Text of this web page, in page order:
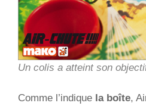
Un colis a atteint son
Comme l’indique la boîte,